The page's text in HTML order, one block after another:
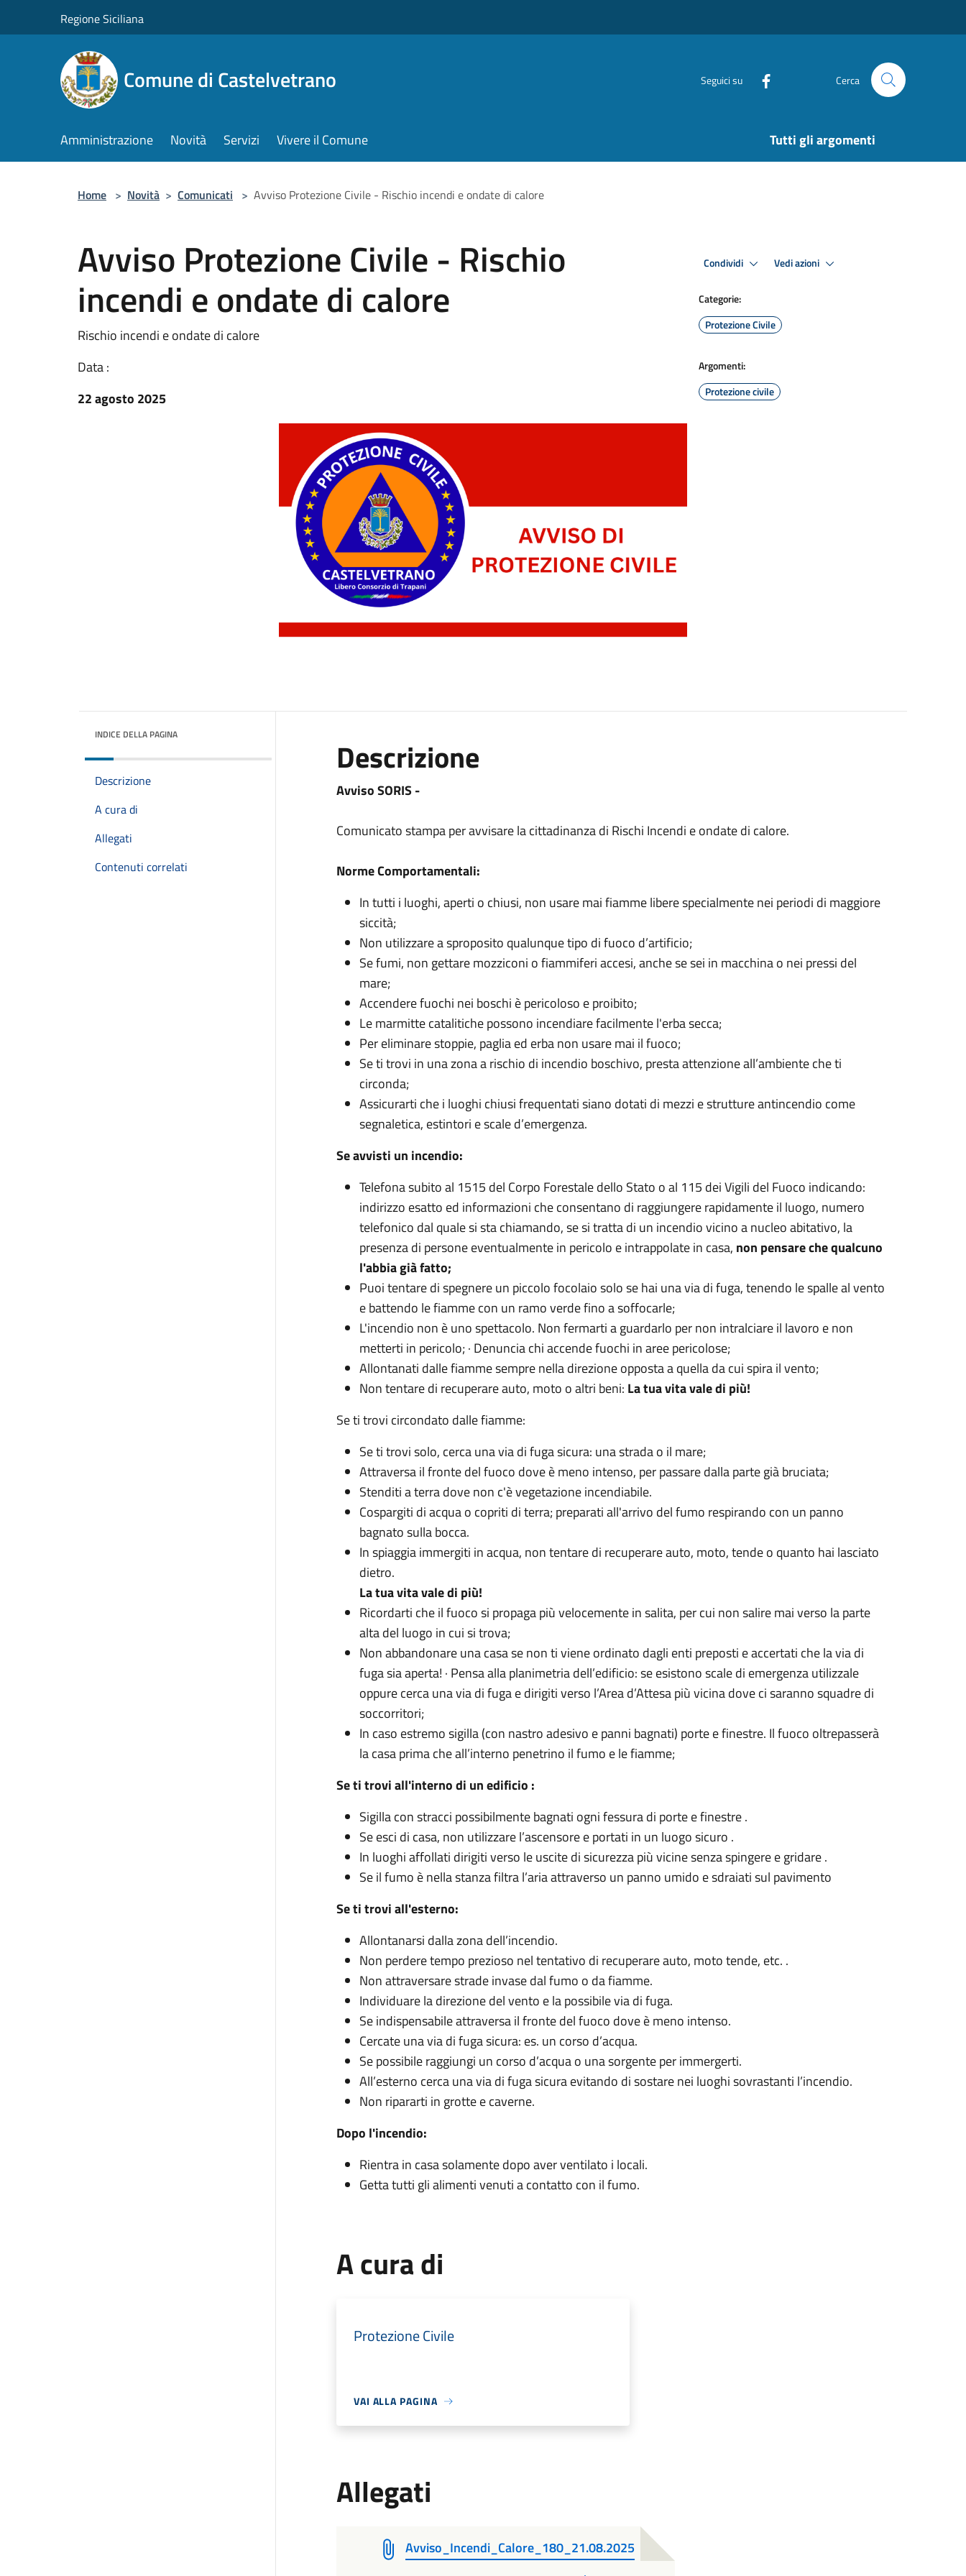
Regione Siciliana
Comune di Castelvetrano Seguici su Cerca
Amministrazione Novità Servizi Vivere il Comune Tutti gli argomenti
Home > Novità > Comunicati > Avviso Protezione Civile - Rischio incendi e ondate di calore
Avviso Protezione Civile - Rischio
incendi e ondate di calore
Rischio incendi e ondate di calore
Data :
22 agosto 2025
Condividi Vedi azioni
Categorie:
Protezione Civile
Argomenti:
Protezione civile
INDICE DELLA PAGINA
Descrizione
A cura di
Allegati
Contenuti correlati
Descrizione
Avviso SORIS -
Comunicato stampa per avvisare la cittadinanza di Rischi Incendi e ondate di calore.
Norme Comportamentali:
In tutti i luoghi, aperti o chiusi, non usare mai fiamme libere specialmente nei periodi di maggiore
siccità;
Non utilizzare a sproposito qualunque tipo di fuoco d’artificio;
Se fumi, non gettare mozziconi o fiammiferi accesi, anche se sei in macchina o nei pressi del
mare;
Accendere fuochi nei boschi è pericoloso e proibito;
Le marmitte catalitiche possono incendiare facilmente l'erba secca;
Per eliminare stoppie, paglia ed erba non usare mai il fuoco;
Se ti trovi in una zona a rischio di incendio boschivo, presta attenzione all’ambiente che ti
circonda;
Assicurarti che i luoghi chiusi frequentati siano dotati di mezzi e strutture antincendio come
segnaletica, estintori e scale d’emergenza.
Se avvisti un incendio:
Telefona subito al 1515 del Corpo Forestale dello Stato o al 115 dei Vigili del Fuoco indicando:
indirizzo esatto ed informazioni che consentano di raggiungere rapidamente il luogo, numero
telefonico dal quale si sta chiamando, se si tratta di un incendio vicino a nucleo abitativo, la
presenza di persone eventualmente in pericolo e intrappolate in casa, non pensare che qualcuno
l'abbia già fatto;
Puoi tentare di spegnere un piccolo focolaio solo se hai una via di fuga, tenendo le spalle al vento
e battendo le fiamme con un ramo verde fino a soffocarle;
L'incendio non è uno spettacolo. Non fermarti a guardarlo per non intralciare il lavoro e non
metterti in pericolo; · Denuncia chi accende fuochi in aree pericolose;
Allontanati dalle fiamme sempre nella direzione opposta a quella da cui spira il vento;
Non tentare di recuperare auto, moto o altri beni: La tua vita vale di più!
Se ti trovi circondato dalle fiamme:
Se ti trovi solo, cerca una via di fuga sicura: una strada o il mare;
Attraversa il fronte del fuoco dove è meno intenso, per passare dalla parte già bruciata;
Stenditi a terra dove non c'è vegetazione incendiabile.
Cospargiti di acqua o copriti di terra; preparati all'arrivo del fumo respirando con un panno
bagnato sulla bocca.
In spiaggia immergiti in acqua, non tentare di recuperare auto, moto, tende o quanto hai lasciato
dietro.
La tua vita vale di più!
Ricordarti che il fuoco si propaga più velocemente in salita, per cui non salire mai verso la parte
alta del luogo in cui si trova;
Non abbandonare una casa se non ti viene ordinato dagli enti preposti e accertati che la via di
fuga sia aperta! · Pensa alla planimetria dell’edificio: se esistono scale di emergenza utilizzale
oppure cerca una via di fuga e dirigiti verso l’Area d’Attesa più vicina dove ci saranno squadre di
soccorritori;
In caso estremo sigilla (con nastro adesivo e panni bagnati) porte e finestre. Il fuoco oltrepasserà
la casa prima che all’interno penetrino il fumo e le fiamme;
Se ti trovi all'interno di un edificio :
Sigilla con stracci possibilmente bagnati ogni fessura di porte e finestre .
Se esci di casa, non utilizzare l’ascensore e portati in un luogo sicuro .
In luoghi affollati dirigiti verso le uscite di sicurezza più vicine senza spingere e gridare .
Se il fumo è nella stanza filtra l’aria attraverso un panno umido e sdraiati sul pavimento
Se ti trovi all'esterno:
Allontanarsi dalla zona dell’incendio.
Non perdere tempo prezioso nel tentativo di recuperare auto, moto tende, etc. .
Non attraversare strade invase dal fumo o da fiamme.
Individuare la direzione del vento e la possibile via di fuga.
Se indispensabile attraversa il fronte del fuoco dove è meno intenso.
Cercate una via di fuga sicura: es. un corso d’acqua.
Se possibile raggiungi un corso d’acqua o una sorgente per immergerti.
All’esterno cerca una via di fuga sicura evitando di sostare nei luoghi sovrastanti l’incendio.
Non ripararti in grotte e caverne.
Dopo l'incendio:
Rientra in casa solamente dopo aver ventilato i locali.
Getta tutti gli alimenti venuti a contatto con il fumo.
A cura di
Protezione Civile
VAI ALLA PAGINA
Allegati
Avviso_Incendi_Calore_180_21.08.2025